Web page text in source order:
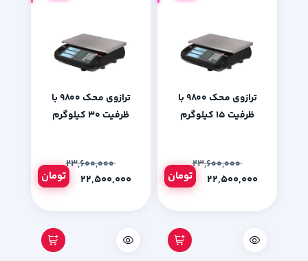
ترازوی محک 9800 با
ظرفیت 15 کیلوگرم
۲۳,۶۰۰,۰۰۰
تومان
ترازوی محک 9800 با
ظرفیت 30 کیلوگرم
۲۳,۶۰۰,۰۰۰
تومان